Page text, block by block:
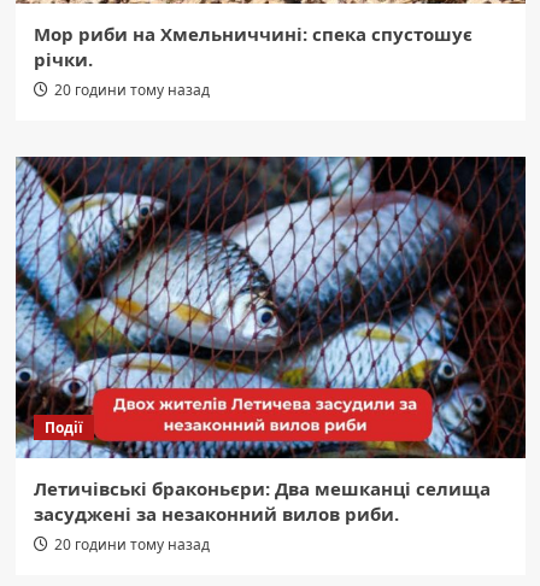
Мор риби на Хмельниччині: спека спустошує
річки.
20 години тому назад
Події
Летичівські браконьєри: Два мешканці селища
засуджені за незаконний вилов риби.
20 години тому назад